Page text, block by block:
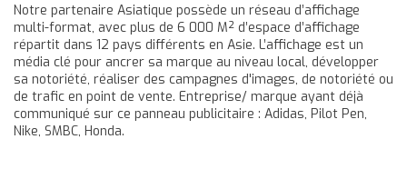
Notre partenaire Asiatique possède un réseau d’affichage
multi-format, avec plus de 6 000 M² d’espace d’affichage
répartit dans 12 pays différents en Asie. L’affichage est un
média clé pour ancrer sa marque au niveau local, développer
sa notoriété, réaliser des campagnes d'images, de notoriété ou
de trafic en point de vente. Entreprise/ marque ayant déjà
communiqué sur ce panneau publicitaire : Adidas, Pilot Pen,
Nike, SMBC, Honda.